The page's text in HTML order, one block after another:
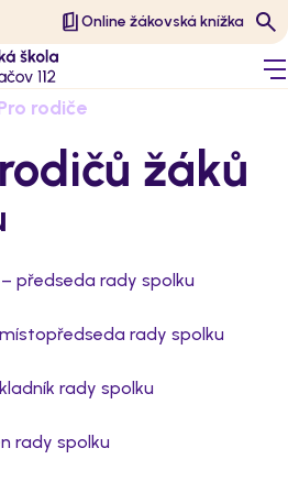
Online žákovská knížka
rodiče
žáků
předseda rady spolku
rady spolku
rady spolku
rady spolku